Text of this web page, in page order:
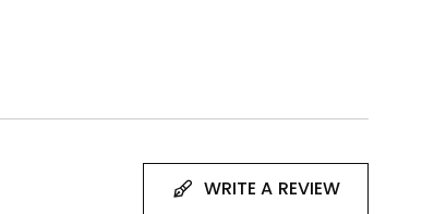
WRITE A REVIEW